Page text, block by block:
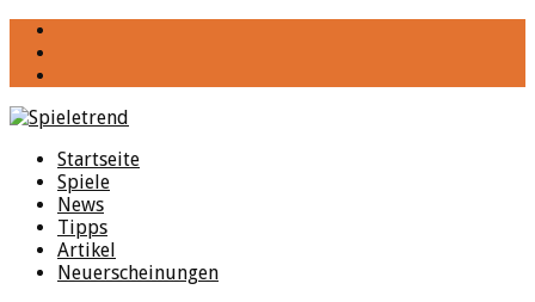
Startseite
Spiele
News
Tipps
Artikel
Neuerscheinungen